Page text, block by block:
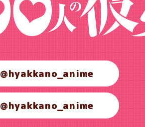
@hyakkano_anime
@hyakkano_anime